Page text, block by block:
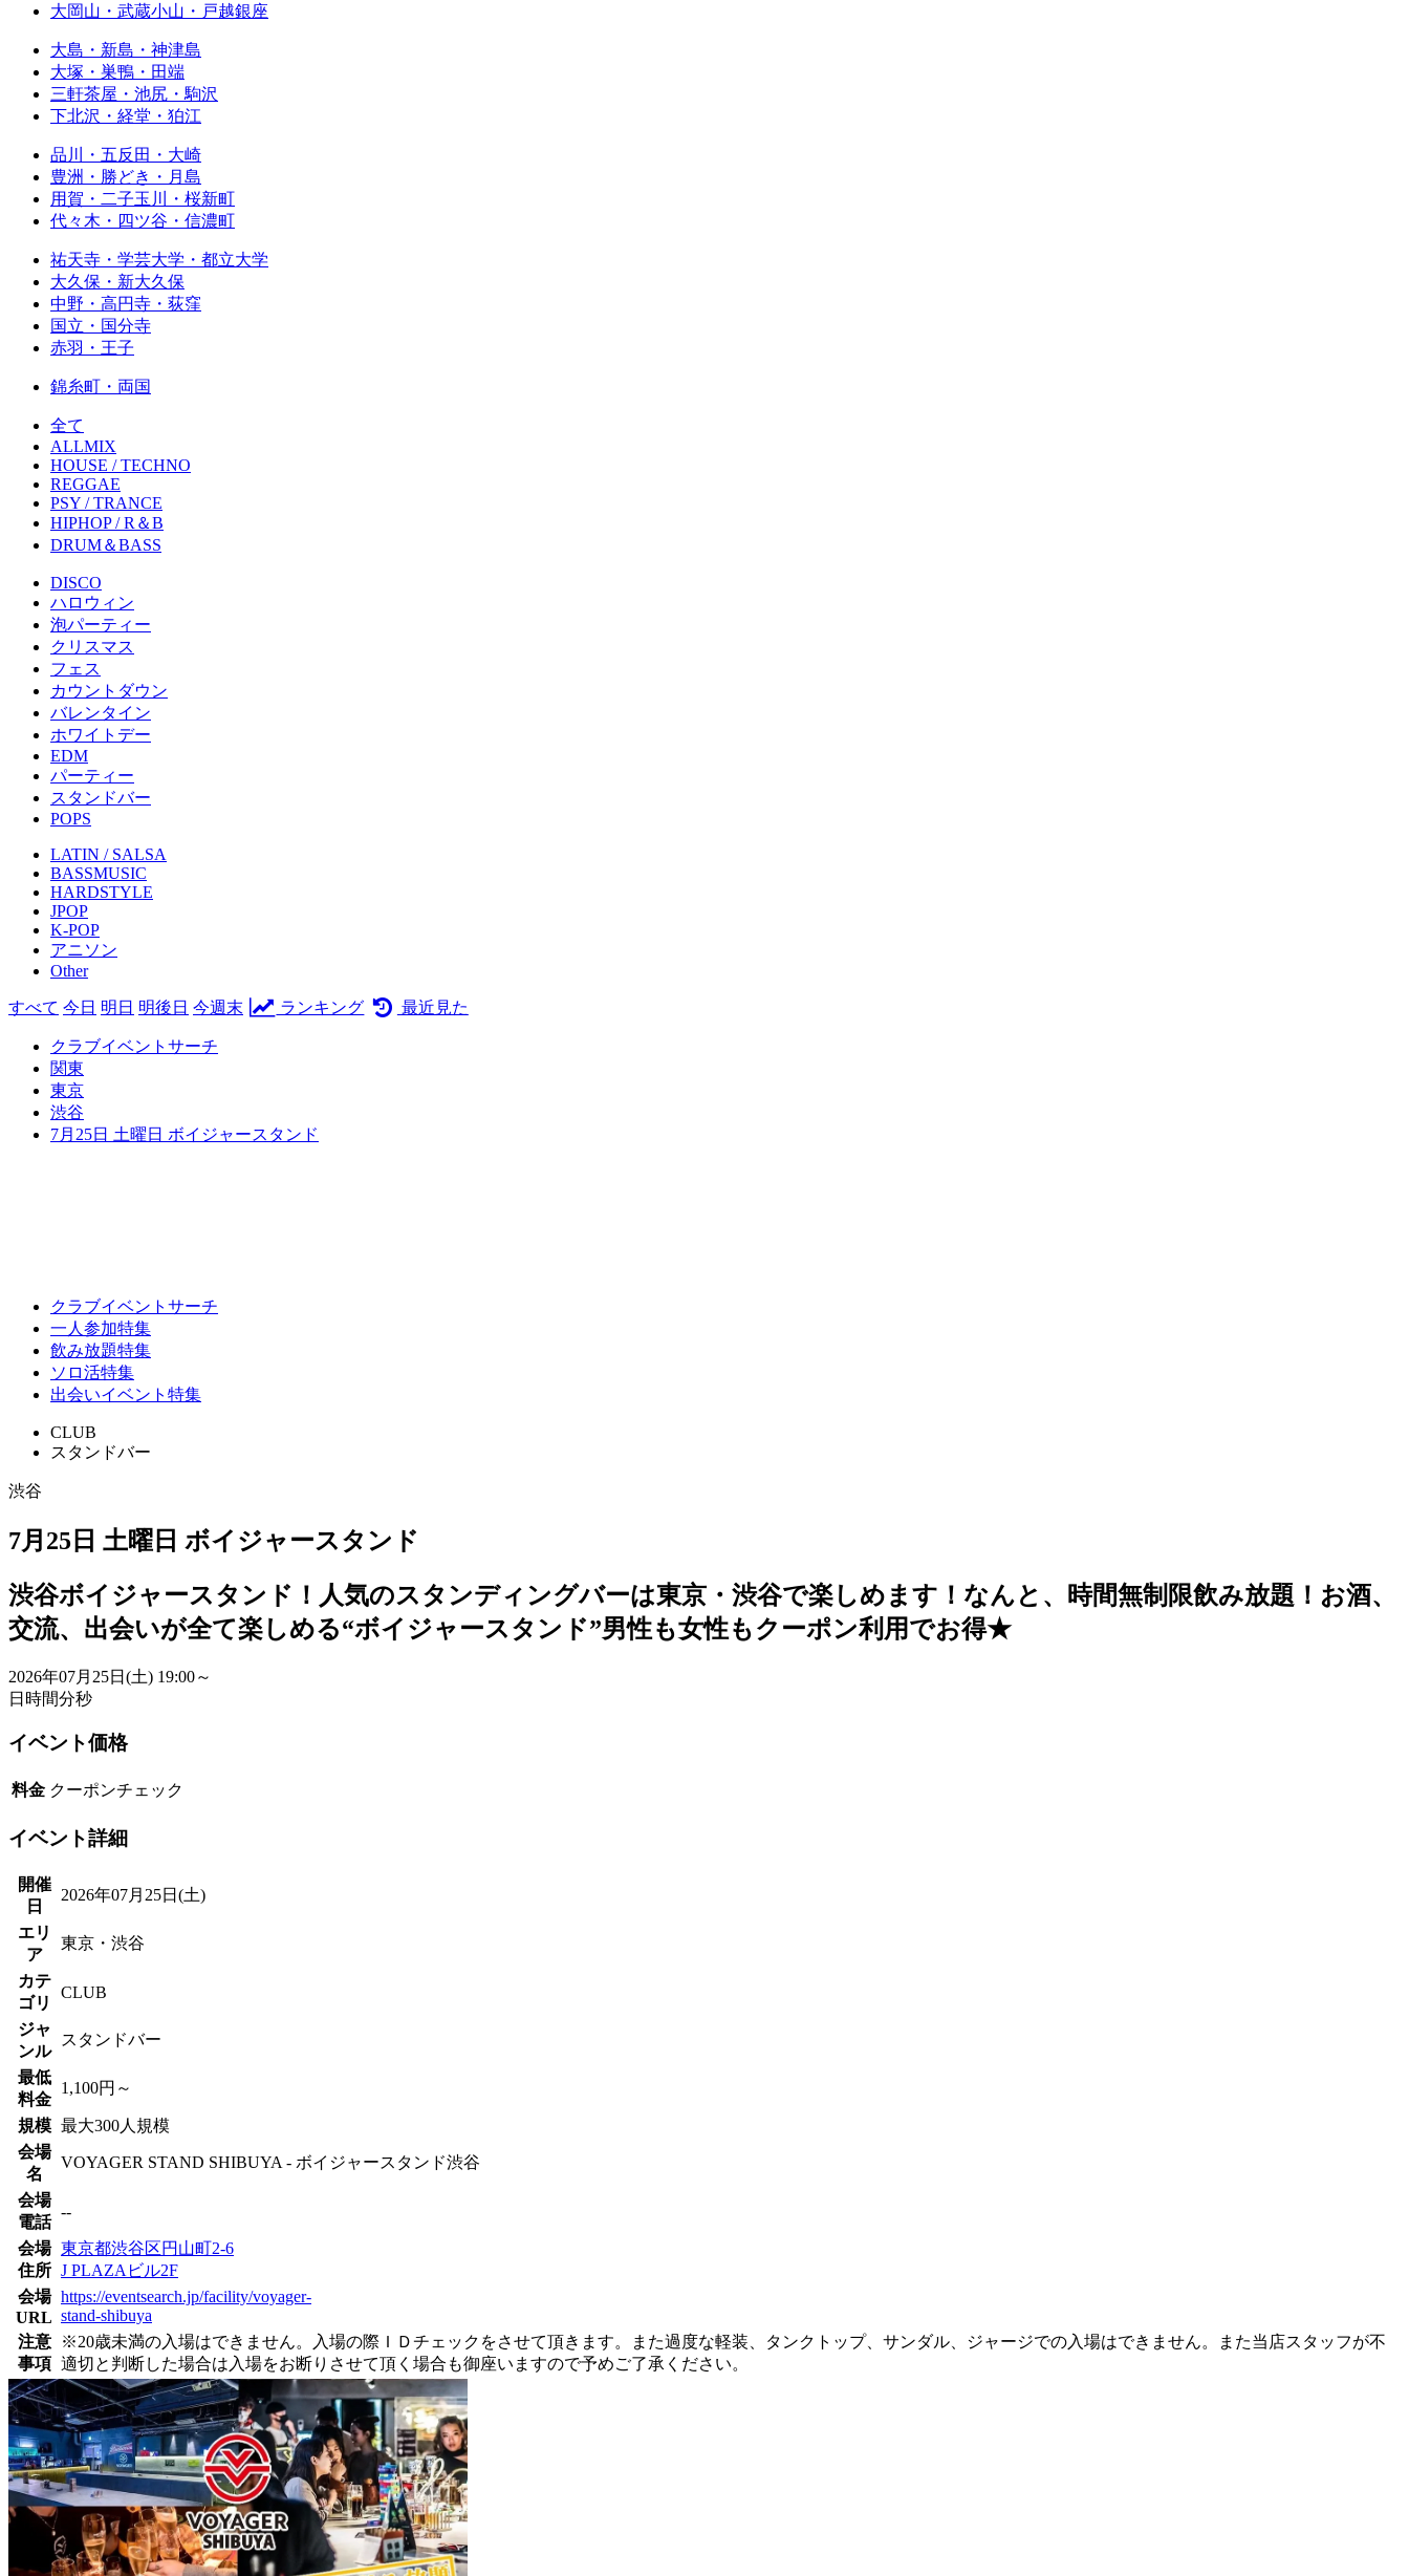
大岡山・武蔵小山・戸越銀座
大島・新島・神津島
大塚・巣鴨・田端
三軒茶屋・池尻・駒沢
下北沢・経堂・狛江
品川・五反田・大崎
豊洲・勝どき・月島
用賀・二子玉川・桜新町
代々木・四ツ谷・信濃町
祐天寺・学芸大学・都立大学
大久保・新大久保
中野・高円寺・荻窪
国立・国分寺
赤羽・王子
錦糸町・両国
全て
ALLMIX
HOUSE / TECHNO
REGGAE
PSY / TRANCE
HIPHOP / R＆B
DRUM＆BASS
DISCO
ハロウィン
泡パーティー
クリスマス
フェス
カウントダウン
バレンタイン
ホワイトデー
EDM
パーティー
スタンドバー
POPS
LATIN / SALSA
BASSMUSIC
HARDSTYLE
JPOP
K-POP
アニソン
Other
すべて 今日 明日 明後日 今週末 ランキング 最近見た
クラブイベントサーチ
関東
東京
渋谷
7月25日 土曜日 ボイジャースタンド
クラブイベントサーチ
一人参加特集
飲み放題特集
ソロ活特集
出会いイベント特集
CLUB
スタンドバー
渋谷
7月25日 土曜日 ボイジャースタンド
渋谷ボイジャースタンド！人気のスタンディングバーは東京・渋谷で楽しめます！なんと、時間無制限飲み放題！お酒、
交流、出会いが全て楽しめる“ボイジャースタンド”男性も女性もクーポン利用でお得★
2026年07月25日(土) 19:00～
日 時間分秒
イベント価格
料金 クーポンチェック
イベント詳細
開催
日
2026年07月25日(土)
エリ
ア
東京・渋谷
カテ
ゴリ
CLUB
ジャ
ンル
スタンドバー
最低
料金
1,100円～
規模 最大300人規模
会場
名
VOYAGER STAND SHIBUYA - ボイジャースタンド渋谷
会場
電話
--
会場
住所
東京都渋谷区円山町2-6
J PLAZAビル2F
会場
URL
https://eventsearch.jp/facility/voyager-
stand-shibuya
注意
事項
※20歳未満の入場はできません。入場の際ＩＤチェックをさせて頂きます。また過度な軽装、タンクトップ、サンダル、ジャージでの入場はできません。また当店スタッフが不
適切と判断した場合は入場をお断りさせて頂く場合も御座いますので予めご了承ください。